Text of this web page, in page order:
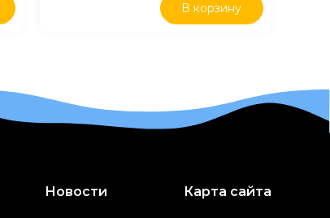
В корзину
Новости Карта сайта